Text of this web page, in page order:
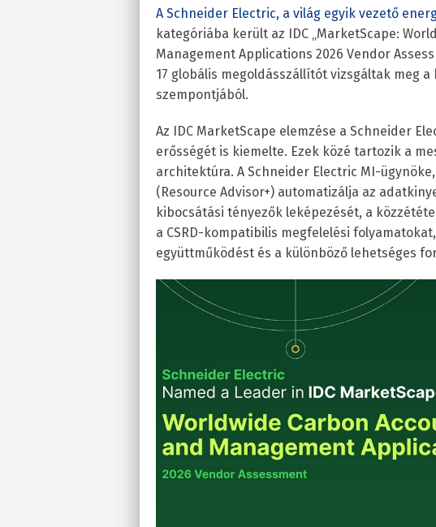
A Schneider Electric, a világ egyik vezető
kategóriába került az IDC „MarketScape:
Management Applications 2026 Vendor
17 globális megoldásszállítót vizsgáltak meg
szempontjából.
Az IDC MarketScape elemzése a Schneider
erősségét is kiemelte. Ezek közé tartozik a
architektúra. A Schneider Electric MI-
(Resource Advisor+) automatizálja az
kibocsátási tényezők leképezését, a
a CSRD-kompatibilis megfelelési
együttműködést és a különböző lehetséges